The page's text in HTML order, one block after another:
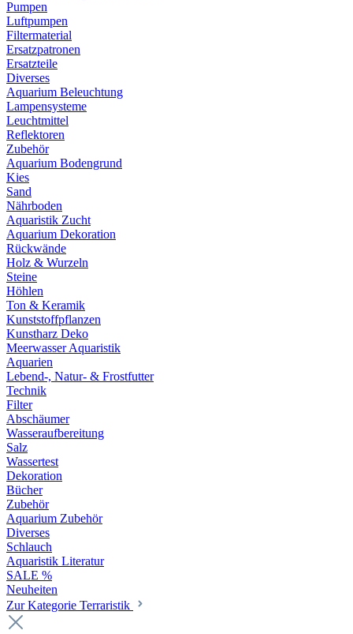
Pumpen
Luftpumpen
Filtermaterial
Ersatzpatronen
Ersatzteile
Diverses
Aquarium Beleuchtung
Lampensysteme
Leuchtmittel
Reflektoren
Zubehör
Aquarium Bodengrund
Kies
Sand
Nährboden
Aquaristik Zucht
Aquarium Dekoration
Rückwände
Holz & Wurzeln
Steine
Höhlen
Ton & Keramik
Kunststoffpflanzen
Kunstharz Deko
Meerwasser Aquaristik
Aquarien
Lebend-, Natur- & Frostfutter
Technik
Filter
Abschäumer
Wasseraufbereitung
Salz
Wassertest
Dekoration
Bücher
Zubehör
Aquarium Zubehör
Diverses
Schlauch
Aquaristik Literatur
SALE %
Neuheiten
Zur Kategorie Terraristik